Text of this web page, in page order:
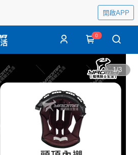
開啟APP
0
1/3